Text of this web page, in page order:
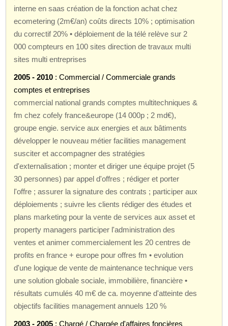
interne en saas création de la fonction achat chez
ecometering (2m€/an) coûts directs 10% ; optimisation
du correctif 20% • déploiement de la télé relève sur 2
000 compteurs en 100 sites direction de travaux multi
sites multi entreprises
2005 - 2010 : Commercial / Commerciale grands
comptes et entreprises
commercial national grands comptes multitechniques &
fm chez cofely france&europe (14 000p ; 2 md€),
groupe engie. service aux energies et aux bâtiments
développer le nouveau métier facilities management
susciter et accompagner des stratégies
d'externalisation ; monter et diriger une équipe projet (5
30 personnes) par appel d'offres ; rédiger et porter
l'offre ; assurer la signature des contrats ; participer aux
déploiements ; suivre les clients rédiger des études et
plans marketing pour la vente de services aux asset et
property managers participer l'administration des
ventes et animer commercialement les 20 centres de
profits en france + europe pour offres fm • evolution
d'une logique de vente de maintenance technique vers
une solution globale sociale, immobilière, financière •
résultats cumulés 40 m€ de ca. moyenne d'atteinte des
objectifs facilities management annuels 120 %
2003 - 2005 : Chargé / Chargée d'affaires foncières